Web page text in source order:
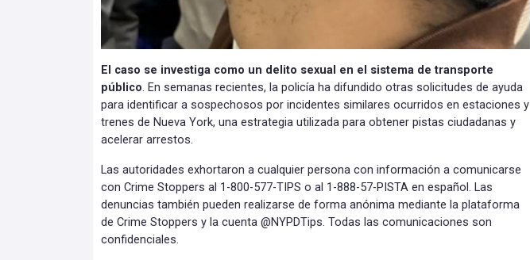
El caso se investiga como un delito sexual en el sistema de transporte
público. En semanas recientes, la policía ha difundido otras solicitudes de ayuda
para identificar a sospechosos por incidentes similares ocurridos en estaciones y
trenes de Nueva York, una estrategia utilizada para obtener pistas ciudadanas y
acelerar arrestos.
Las autoridades exhortaron a cualquier persona con información a comunicarse
con Crime Stoppers al 1-800-577-TIPS o al 1-888-57-PISTA en español. Las
denuncias también pueden realizarse de forma anónima mediante la plataforma
de Crime Stoppers y la cuenta @NYPDTips. Todas las comunicaciones son
confidenciales.